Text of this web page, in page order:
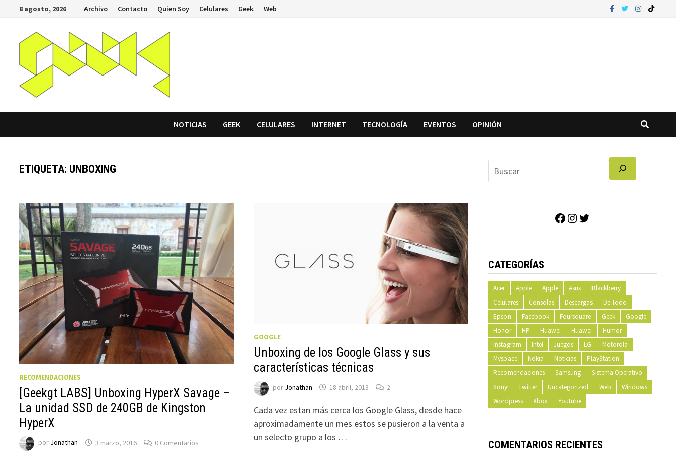
Saltar
contenido
8 agosto, 2026 Archivo Contacto Quien Soy Celulares Geek Web
NOTICIAS GEEK CELULARES INTERNET TECNOLOGÍA EVENTOS OPINIÓN
ETIQUETA: UNBOXING
RECOMENDACIONES
[Geekgt LABS] Unboxing HyperX Savage –
La unidad SSD de 240GB de Kingston
HyperX
por Jonathan 3 marzo, 2016 0 Comentarios
GOOGLE
Unboxing de los Google Glass y sus
características técnicas
por Jonathan 18 abril, 2013 2
Cada vez estan más cerca los Google Glass, desde hace
aproximadamente un mes estos se pusieron a la venta a
un selecto grupo a los …
Facebook
Instagram
CATEGORÍAS
Acer Apple Apple Asus
Blackberry
Celulares
Consolas Descargas
De Todo
Epson
Facebook Foursquare Geek
Google
Honor
HP Huawei Huawei
Humor
Instagram
Intel Juegos LG
Motorola
Myspace
Nokia Noticias
PlayStation
Recomendaciones
Samsung
Sistema Operativo
Sony
Twitter Uncategorized Web
Windows
Wordpress
Xbox Youtube
COMENTARIOS RECIENTES